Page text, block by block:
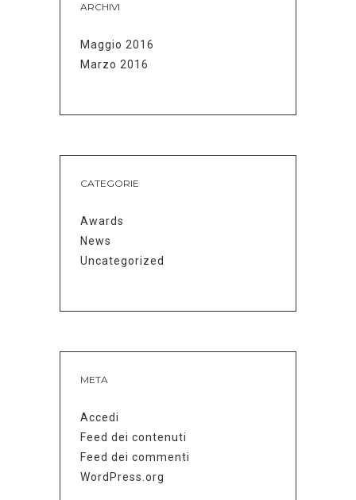
ARCHIVI
Maggio 2016
Marzo 2016
CATEGORIE
Awards
News
Uncategorized
META
Accedi
Feed dei contenuti
Feed dei commenti
WordPress.org